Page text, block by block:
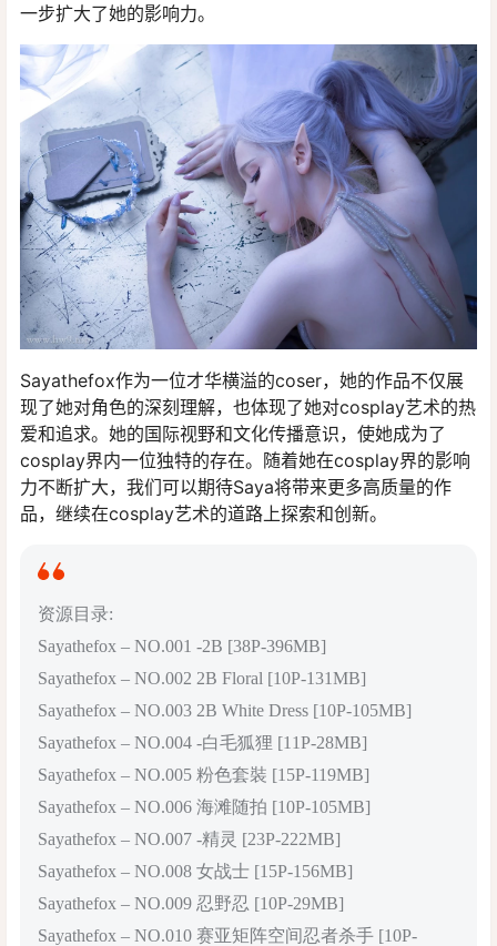
一步扩大了她的影响力。
Sayathefox作为一位才华横溢的coser，她的作品不仅展
现了她对角色的深刻理解，也体现了她对cosplay艺术的热
爱和追求。她的国际视野和文化传播意识，使她成为了
cosplay界内一位独特的存在。随着她在cosplay界的影响
力不断扩大，我们可以期待Saya将带来更多高质量的作
品，继续在cosplay艺术的道路上探索和创新。
资源目录:
Sayathefox – NO.001 -2B [38P-396MB]
Sayathefox – NO.002 2B Floral [10P-131MB]
Sayathefox – NO.003 2B White Dress [10P-105MB]
Sayathefox – NO.004 -白毛狐狸 [11P-28MB]
Sayathefox – NO.005 粉色套裝 [15P-119MB]
Sayathefox – NO.006 海滩随拍 [10P-105MB]
Sayathefox – NO.007 -精灵 [23P-222MB]
Sayathefox – NO.008 女战士 [15P-156MB]
Sayathefox – NO.009 忍野忍 [10P-29MB]
Sayathefox – NO.010 赛亚矩阵空间忍者杀手 [10P-